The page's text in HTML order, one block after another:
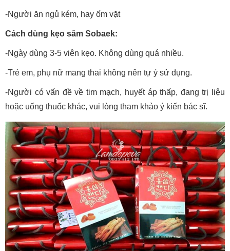
-Người ăn ngủ kém, hay ốm vặt
Cách dùng kẹo sâm Sobaek:
-Ngày dùng 3-5 viên kẹo. Không dùng quá nhiều.
-Trẻ em, phụ nữ mang thai không nên tự ý sử dụng.
-Người có vấn đề về tim mạch, huyết áp thấp, đang trị liệu
hoặc uống thuốc khác, vui lòng tham khảo ý kiến bác sĩ.